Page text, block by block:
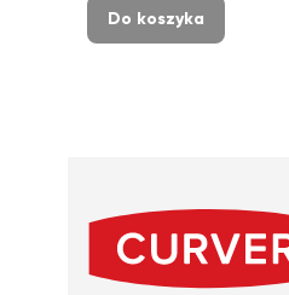
Do koszyka